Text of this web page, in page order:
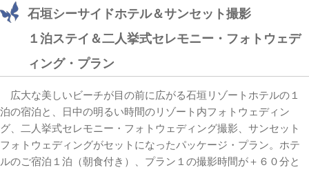
石垣シーサイドホテル＆サンセット撮影
１泊ステイ＆二人挙式セレモニー・フォトウェデ
ィング・プラン
広大な美しいビーチが目の前に広がる石垣リゾートホテルの１
泊の宿泊と、日中の明るい時間のリゾート内フォトウェディン
グ、二人挙式セレモニー・フォトウェディング撮影、サンセット
フォトウェディングがセットになったパッケージ・プラン。ホテ
ルのご宿泊１泊（朝食付き）、プラン１の撮影時間が＋６０分と